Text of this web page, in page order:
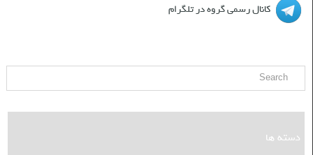
کانال رسمی گروه در تلگرام
دسته ها